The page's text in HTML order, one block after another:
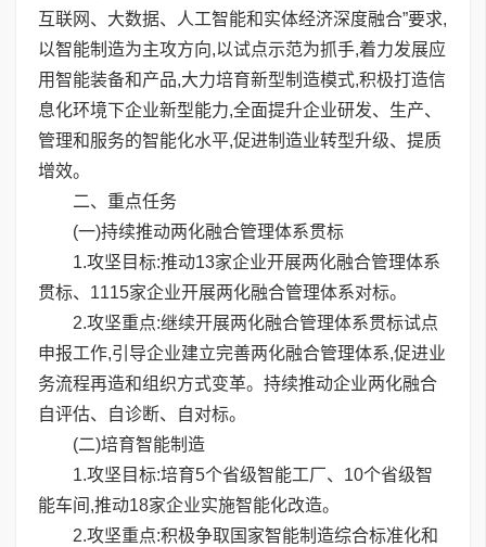
互联网、大数据、人工智能和实体经济深度融合”要求,
以智能制造为主攻方向,以试点示范为抓手,着力发展应
用智能装备和产品,大力培育新型制造模式,积极打造信
息化环境下企业新型能力,全面提升企业研发、生产、
管理和服务的智能化水平,促进制造业转型升级、提质
增效。
二、重点任务
(一)持续推动两化融合管理体系贯标
1.攻坚目标:推动13家企业开展两化融合管理体系
贯标、1115家企业开展两化融合管理体系对标。
2.攻坚重点:继续开展两化融合管理体系贯标试点
申报工作,引导企业建立完善两化融合管理体系,促进业
务流程再造和组织方式变革。持续推动企业两化融合
自评估、自诊断、自对标。
(二)培育智能制造
1.攻坚目标:培育5个省级智能工厂、10个省级智
能车间,推动18家企业实施智能化改造。
2.攻坚重点:积极争取国家智能制造综合标准化和